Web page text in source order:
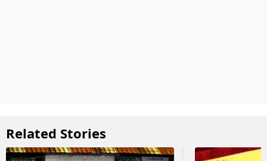
Related Stories